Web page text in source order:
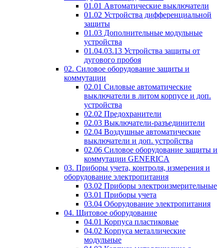
01.01 Автоматические выключатели
01.02 Устройства дифференциальной
защиты
01.03 Дополнительные модульные
устройства
01.04.03.13 Устройства защиты от
дугового пробоя
02. Силовое оборудование защиты и
коммутации
02.01 Силовые автоматические
выключатели в литом корпусе и доп.
устройства
02.02 Предохранители
02.03 Выключатели-разъединители
02.04 Воздушные автоматические
выключатели и доп. устройства
02.06 Силовое оборудование защиты и
коммутации GENERICA
03. Приборы учета, контроля, измерения и
оборудование электропитания
03.02 Приборы электроизмерительные
03.01 Приборы учета
03.04 Оборудование электропитания
04. Щитовое оборудование
04.01 Корпуса пластиковые
04.02 Корпуса металлические
модульные